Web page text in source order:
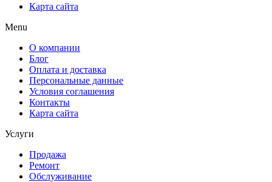
Карта сайта
Menu
О компании
Блог
Оплата и доставка
Персональные данные
Условия соглашения
Контакты
Карта сайта
Услуги
Продажа
Ремонт
Обслуживание